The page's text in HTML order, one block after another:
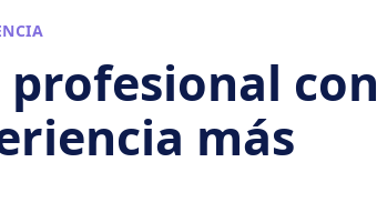
profesional con
más